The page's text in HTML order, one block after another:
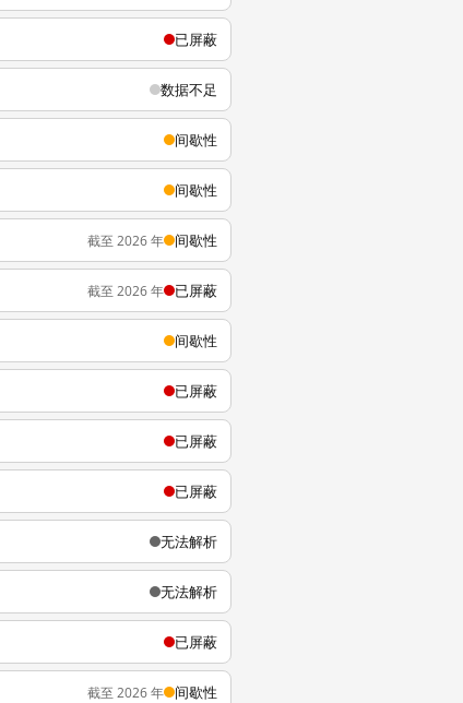
已屏蔽
数据不足
间歇性
间歇性
截至 2026 年 间歇性
截至 2026 年 已屏蔽
间歇性
已屏蔽
已屏蔽
已屏蔽
无法解析
无法解析
已屏蔽
截至 2026 年 间歇性